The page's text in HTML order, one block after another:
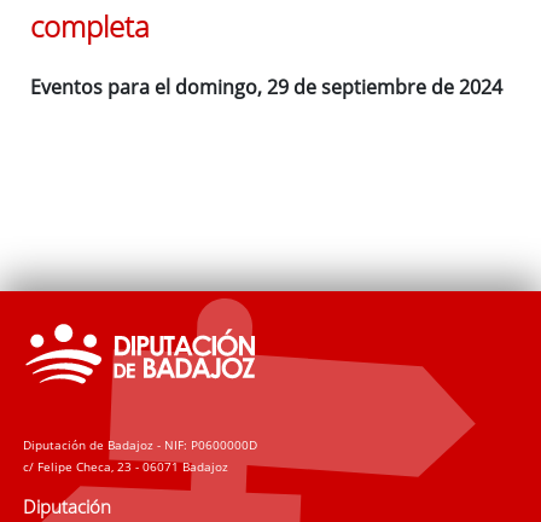
completa
Eventos para el domingo, 29 de septiembre de 2024
Diputación de Badajoz - NIF: P0600000D
c/ Felipe Checa, 23 - 06071 Badajoz
Diputación